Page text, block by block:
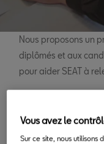
Nous proposons un
diplômés et aux
pour aider SEAT à
l'international.
Vous avez le
Sur ce site, nous utilisons